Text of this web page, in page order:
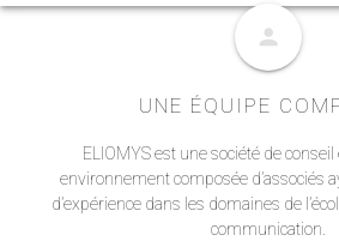
person
UNE ÉQUIPE
ELIOMYS est une société de conseil
environnement composée d’associés
d’expérience dans les domaines de
communication.